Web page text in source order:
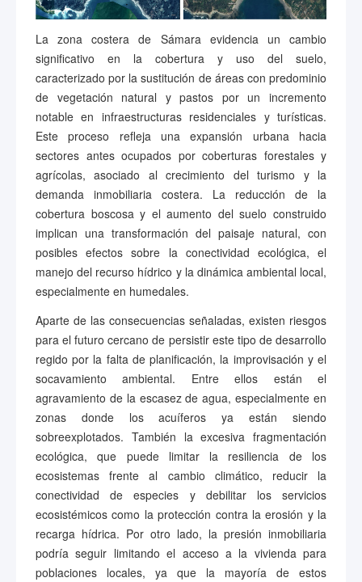
La zona costera de Sámara evidencia un cambio
significativo en la cobertura y uso del suelo,
caracterizado por la sustitución de áreas con predominio
de vegetación natural y pastos por un incremento
notable en infraestructuras residenciales y turísticas.
Este proceso refleja una expansión urbana hacia
sectores antes ocupados por coberturas forestales y
agrícolas, asociado al crecimiento del turismo y la
demanda inmobiliaria costera. La reducción de la
cobertura boscosa y el aumento del suelo construido
implican una transformación del paisaje natural, con
posibles efectos sobre la conectividad ecológica, el
manejo del recurso hídrico y la dinámica ambiental local,
especialmente en humedales.
Aparte de las consecuencias señaladas, existen riesgos
para el futuro cercano de persistir este tipo de desarrollo
regido por la falta de planificación, la improvisación y el
socavamiento ambiental. Entre ellos están el
agravamiento de la escasez de agua, especialmente en
zonas donde los acuíferos ya están siendo
sobreexplotados. También la excesiva fragmentación
ecológica, que puede limitar la resiliencia de los
ecosistemas frente al cambio climático, reducir la
conectividad de especies y debilitar los servicios
ecosistémicos como la protección contra la erosión y la
recarga hídrica. Por otro lado, la presión inmobiliaria
podría seguir limitando el acceso a la vivienda para
poblaciones locales, ya que la mayoría de estos